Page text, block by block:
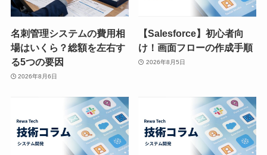
名刺管理システムの費用相
場はいくら？総額を左右す
る5つの要因
2026年8月6日
【Salesforce】初心者向
け！画面フローの作成手順
2026年8月5日